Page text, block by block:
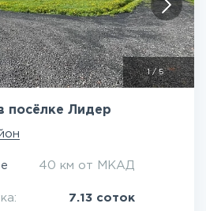
1/ 5
посёлке Лидер
40 км от МКАД
7.13 соток